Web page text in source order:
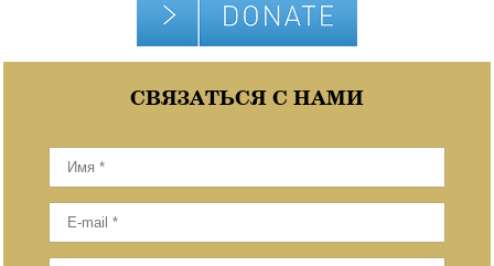
СВЯЗАТЬСЯ С НАМИ